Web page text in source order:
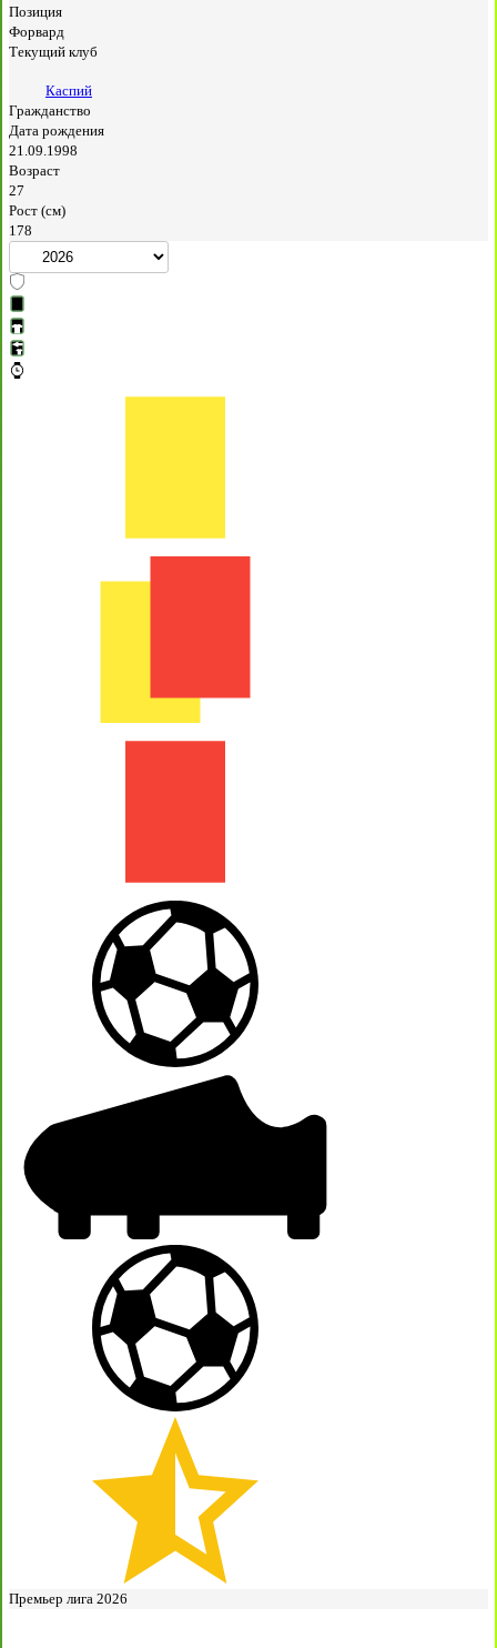
Позиция
Форвард
Текущий клуб
Каспий
Гражданство
Дата рождения
21.09.1998
Возраст
27
Рост (см)
178
Премьер лига 2026